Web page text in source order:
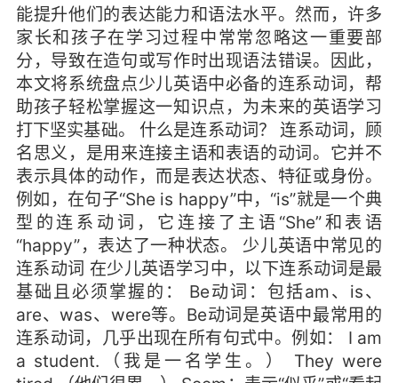
能提升他们的表达能力和语法水平。然而，许多
家长和孩子在学习过程中常常忽略这一重要部
分，导致在造句或写作时出现语法错误。因此，
本文将系统盘点少儿英语中必备的连系动词，帮
助孩子轻松掌握这一知识点，为未来的英语学习
打下坚实基础。 什么是连系动词？ 连系动词，顾
名思义，是用来连接主语和表语的动词。它并不
表示具体的动作，而是表达状态、特征或身份。
例如，在句子“She is happy”中，“is”就是一个典
型的连系动词，它连接了主语“She”和表语
“happy”，表达了一种状态。 少儿英语中常见的
连系动词 在少儿英语学习中，以下连系动词是最
基础且必须掌握的： Be动词：包括am、is、
are、was、were等。Be动词是英语中最常用的
连系动词，几乎出现在所有句式中。例如： I am
a student.（我是一名学生。） They were